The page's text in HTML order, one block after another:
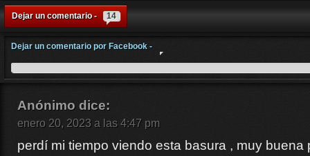
Dejar un comentario - 14
Dejar un comentario por Facebook -
Anónimo dice:
enero 20, 2023 a las 4:47 pm
perdí mi tiempo viendo esta basura , muy buena